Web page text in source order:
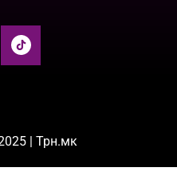
| Трн.мк